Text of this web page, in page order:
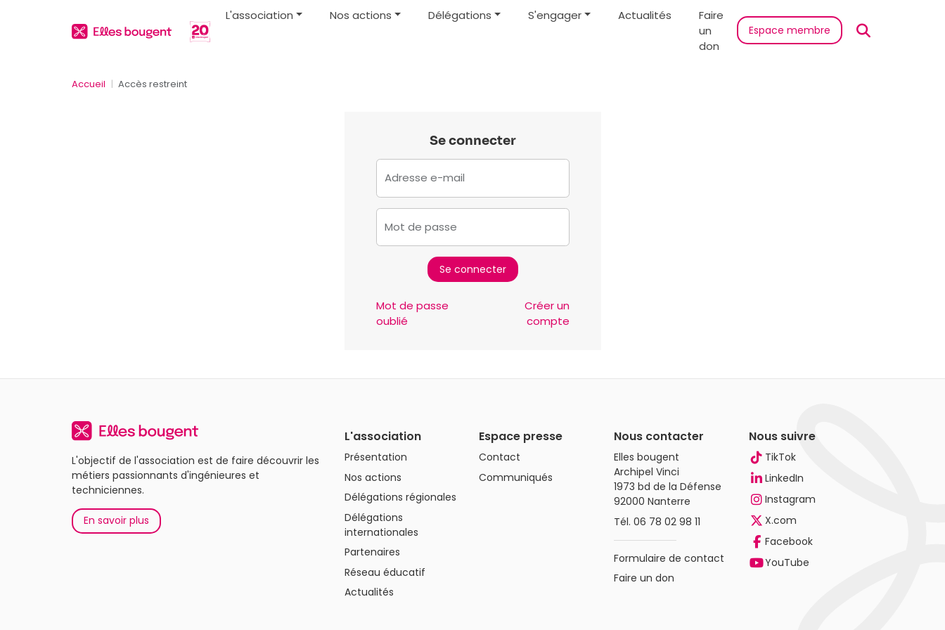
L'association Nos actions Délégations S'engager Actualités
Faire
un
don
Espace membre
Accueil Accès restreint
Se connecter
Adresse e-mail
Mot de passe
Mot de passe
oublié
Créer un
compte
L'objectif de l'association est de faire découvrir les
métiers passionnants d'ingénieures et
techniciennes.
En savoir plus
L'association
Présentation
Nos actions
Délégations régionales
Délégations
internationales
Partenaires
Réseau éducatif
Actualités
Espace presse
Contact
Communiqués
Nous contacter
Elles bougent
Archipel Vinci
1973 bd de la Défense
92000 Nanterre
Tél.06 78 02 98 11
Formulaire de contact
Faire un don
Nous suivre
TikTok
LinkedIn
Instagram
X.com
Facebook
YouTube